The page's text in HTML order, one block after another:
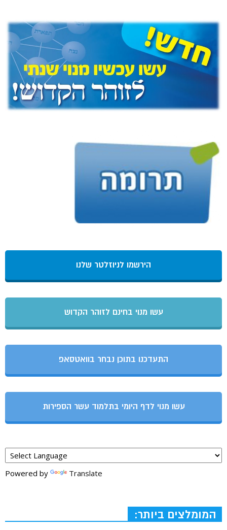
הירשמו לניוזלטר שלנו
עשו מנוי בחינם לזוהר הקדוש
התעדכנו בתוכן נבחר בוואטסאפ
עשו מנוי לדף היומי בתלמוד עשר הספירות
Powered by Translate
המומלצים ביותר: